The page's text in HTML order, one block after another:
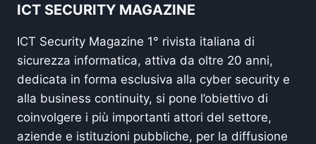
ICT SECURITY MAGAZINE
ICT Security Magazine 1° rivista italiana di
sicurezza informatica, attiva da oltre 20 anni,
dedicata in forma esclusiva alla cyber security e
alla business continuity, si pone l’obiettivo di
coinvolgere i più importanti attori del settore,
aziende e istituzioni pubbliche, per la diffusione